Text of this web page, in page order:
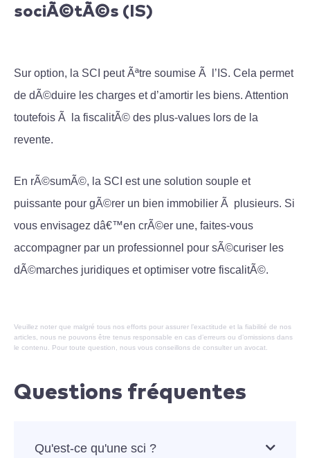
sociÃ©tÃ©s (IS)
Sur option, la SCI peut Ãªtre soumise Ã l’IS. Cela permet
de dÃ©duire les charges et d’amortir les biens. Attention
toutefois Ã la fiscalitÃ© des plus-values lors de la
revente.
En rÃ©sumÃ©, la SCI est une solution souple et
puissante pour gÃ©rer un bien immobilier Ã plusieurs. Si
vous envisagez dâ€™en crÃ©er une, faites-vous
accompagner par un professionnel pour sÃ©curiser les
dÃ©marches juridiques et optimiser votre fiscalitÃ©.
Veuillez noter que malgré tous nos efforts pour assurer l’exactitude et la fiabilité de nos
articles, nous ne pouvons être tenus responsable en cas d’erreurs ou d’omissions dans
le contenu. Pour toute question, nous vous conseillons de consulter un avocat.
Questions fréquentes
Qu'est-ce qu'une sci ?